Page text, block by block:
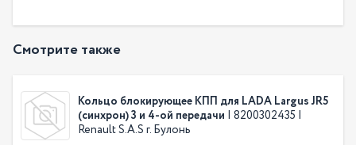
Смотрите также
Кольцо блокирующее КПП для LADA Largus JR5
(синхрон) 3 и 4-ой передачи | 8200302435 |
Renault S.A.S г. Булонь